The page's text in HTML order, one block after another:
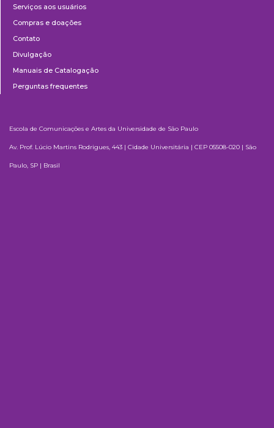
Serviços aos usuários
Compras e doações
Contato
Divulgação
Manuais de Catalogação
Perguntas frequentes
Escola de Comunicações e Artes da Universidade de São Paulo
Av. Prof. Lúcio Martins Rodrigues, 443 | Cidade Universitária | CEP 05508-020 | São
Paulo, SP | Brasil